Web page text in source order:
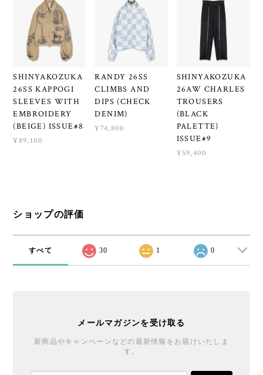
SHINYAKOZUKA
26SS KAPPOGI
SLEEVES WITH
EMBROIDERY
(BEIGE) ISSUE#8
¥89,100
RANDY 26SS
CLIMBS AND
DIPS (CHECK
DENIM)
¥74,800
SHINYAKOZUKA
26AW CHARLES
TROUSERS
(BLACK
PALETTE)
ISSUE#9
¥59,400
ショップの評価
すべて 30 1 0
メールマガジンを受け取る
新商品やキャンペーンなどの最新情報をお届けいたしま
す。